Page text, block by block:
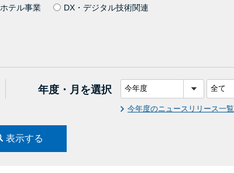
ホテル事業 DX・デジタル技術関連
年度・月を選択
今年度のニュースリリース一覧
表示する